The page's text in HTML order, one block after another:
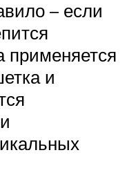
– если
применяется
и